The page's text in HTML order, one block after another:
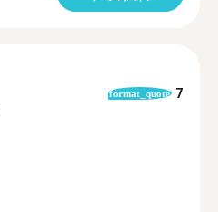
format_quote 7